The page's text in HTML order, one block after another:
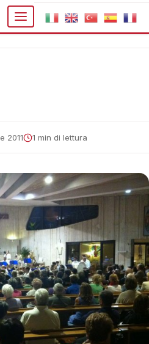
2011 1 min di lettura